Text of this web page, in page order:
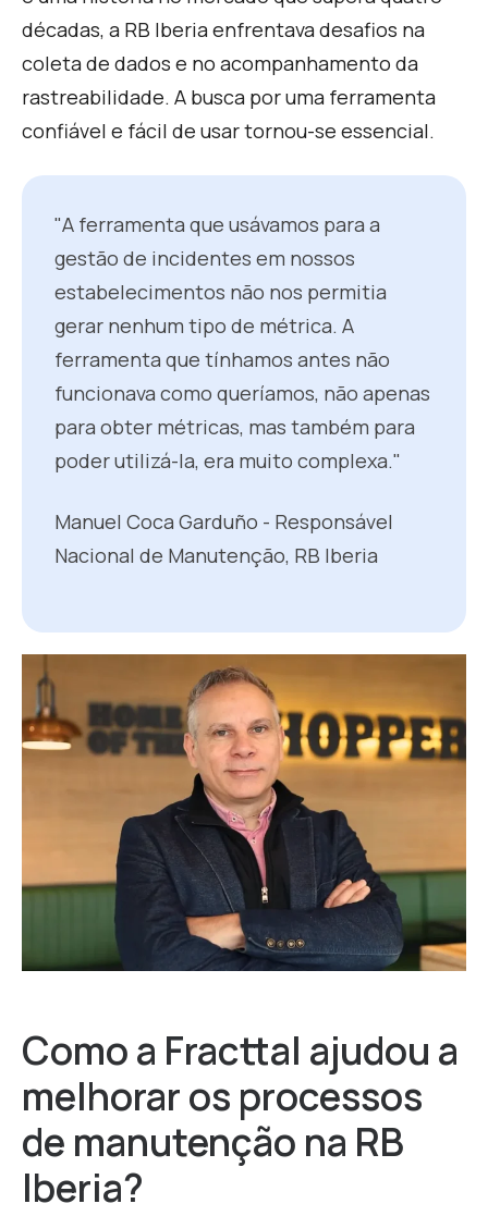
décadas, a RB Iberia enfrentava desafios na
coleta de dados e no acompanhamento da
rastreabilidade. A busca por uma ferramenta
confiável e fácil de usar tornou-se essencial.
"A ferramenta que usávamos para a
gestão de incidentes em nossos
estabelecimentos não nos permitia
gerar nenhum tipo de métrica. A
ferramenta que tínhamos antes não
funcionava como queríamos, não apenas
para obter métricas, mas também para
poder utilizá-la, era muito complexa."
Manuel Coca Garduño - Responsável
Nacional de Manutenção, RB Iberia
Como a Fracttal ajudou a
melhorar os processos
de manutenção na RB
Iberia?